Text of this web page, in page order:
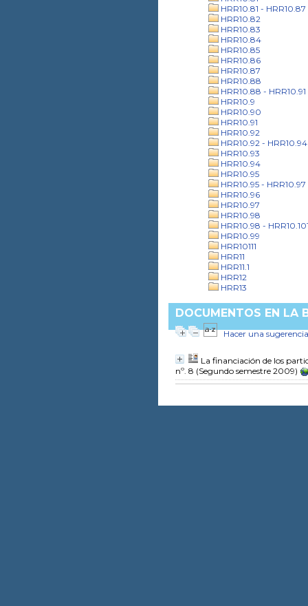
HRR10.81 - HRR10.87
HRR10.82
HRR10.83
HRR10.84
HRR10.85
HRR10.86
HRR10.87
HRR10.88
HRR10.88 - HRR10.91
HRR10.9
HRR10.90
HRR10.91
HRR10.92
HRR10.92 - HRR10.94
HRR10.93
HRR10.94
HRR10.95
HRR10.95 - HRR10.97
HRR10.96
HRR10.97
HRR10.98
HRR10.98 -
HRR10.99
HRR10111
HRR11
HRR11.1
HRR12
HRR13
DOCUMENTOS EN LA
Hacer una sugerencia
La financiación de los
nº. 8 (Segundo semestre 2009)